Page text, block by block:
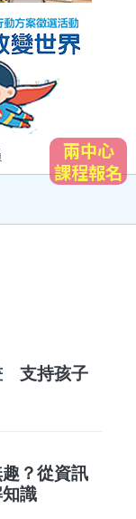
兩中心
課程報名
支持孩子
？從資訊
識